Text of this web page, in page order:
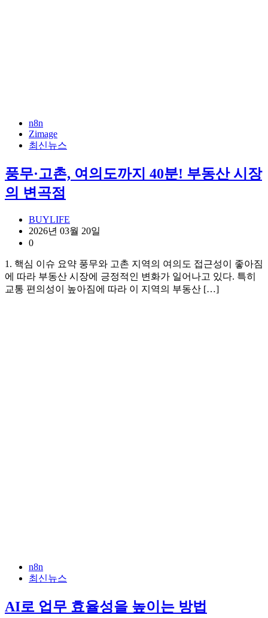
n8n
Zimage
최신뉴스
풍무·고촌, 여의도까지 40분! 부동산 시장
의 변곡점
BUYLIFE
2026년 03월 20일
0
1. 핵심 이슈 요약 풍무와 고촌 지역의 여의도 접근성이 좋아짐
에 따라 부동산 시장에 긍정적인 변화가 일어나고 있다. 특히
교통 편의성이 높아짐에 따라 이 지역의 부동산 […]
n8n
최신뉴스
AI로 업무 효율성을 높이는 방법